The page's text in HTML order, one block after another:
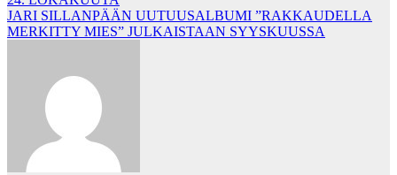
JARI SILLANPÄÄN UUTUUSALBUMI ”RAKKAUDELLA
MERKITTY MIES” JULKAISTAAN SYYSKUUSSA